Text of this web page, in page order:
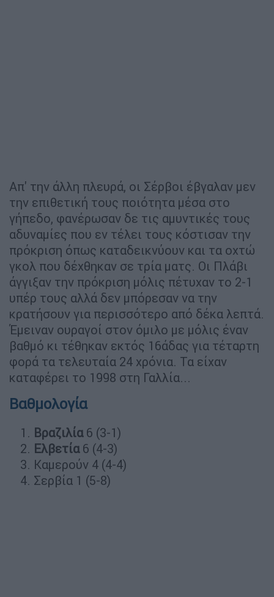
Απ' την άλλη πλευρά, οι Σέρβοι έβγαλαν μεν
την επιθετική τους ποιότητα μέσα στο
γήπεδο, φανέρωσαν δε τις αμυντικές τους
αδυναμίες που εν τέλει τους κόστισαν την
πρόκριση όπως καταδεικνύουν και τα οχτώ
γκολ που δέχθηκαν σε τρία ματς. Οι Πλάβι
άγγιξαν την πρόκριση μόλις πέτυχαν το 2-1
υπέρ τους αλλά δεν μπόρεσαν να την
κρατήσουν για περισσότερο από δέκα λεπτά.
Έμειναν ουραγοί στον όμιλο με μόλις έναν
βαθμό κι τέθηκαν εκτός 16άδας για τέταρτη
φορά τα τελευταία 24 χρόνια. Τα είχαν
καταφέρει το 1998 στη Γαλλία...
Βαθμολογία
Bραζιλία6 (3-1)
Ελβετία6 (4-3)
Καμερούν 4 (4-4)
Σερβία 1 (5-8)